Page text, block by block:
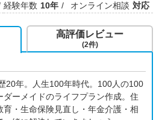
経験年数 10年 オンライン相談 対応
20年。人生100年時代。100人の100
ーメイドのライフプラン作成。住
・生命保険見直し・年金介護・相
高評価レビュー
(2件)